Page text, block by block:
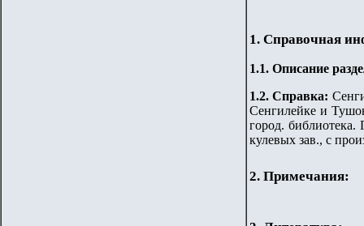
1. Справочная
1.1. Описание
1.2. Справка:
Сенгилейке и
город. библиотека.
кулевых зав., с
2. Примечания: